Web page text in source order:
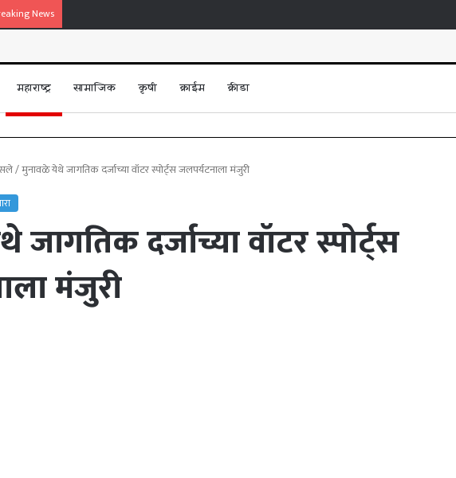
News
महाराष्ट्र सामाजिक कृषी क्राईम क्रीडा
/मुनावळे येथे जागतिक दर्जाच्या वॉटर स्पोर्ट्स जलपर्यटनाला मंजुरी
दर्जाच्या वॉटर स्पोर्ट्स
मंजुरी